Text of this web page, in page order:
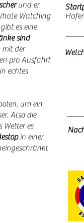
und er
Watching
es eine
sind
mit der
pro Ausfahrt
echtes
um ein
Also die
es
in einer